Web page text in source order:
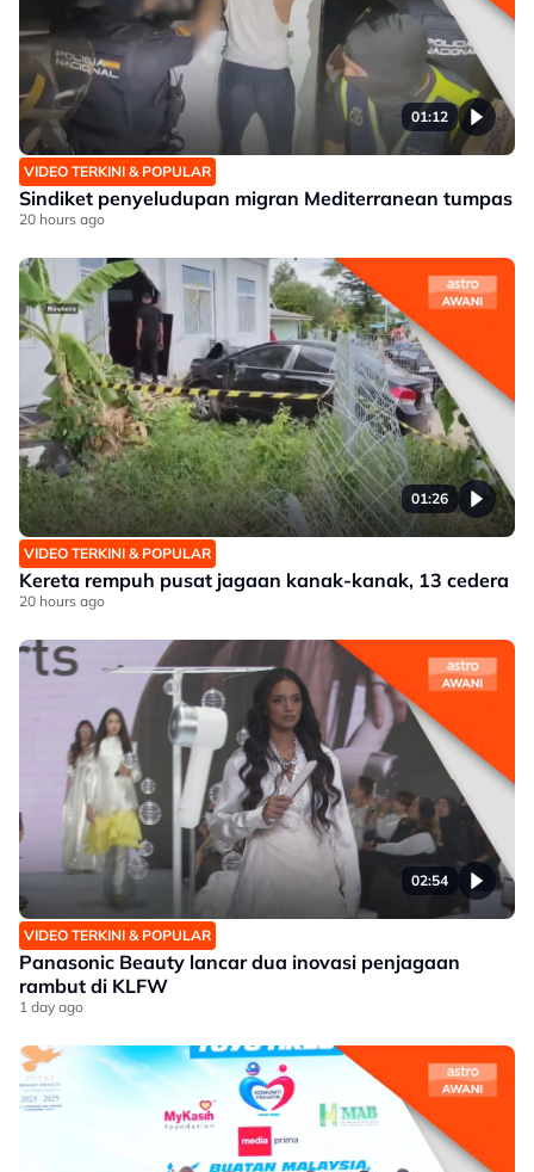
01:12
VIDEO TERKINI & POPULAR
Sindiket penyeludupan migran Mediterranean tumpas
20 hours ago
01:26
VIDEO TERKINI & POPULAR
Kereta rempuh pusat jagaan kanak-kanak, 13 cedera
20 hours ago
02:54
VIDEO TERKINI & POPULAR
Panasonic Beauty lancar dua inovasi penjagaan
rambut di KLFW
1 day ago